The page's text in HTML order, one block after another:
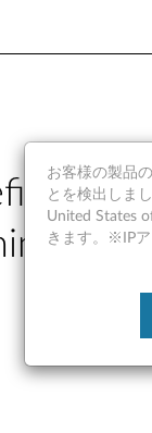
お客様の製品
とを検出しま
United States
きます。※IPア